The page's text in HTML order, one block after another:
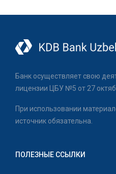
Банк осуществляет свою
лицензии ЦБУ №5 от 27
При использовании
источник обязательна.
ПОЛЕЗНЫЕ ССЫЛКИ